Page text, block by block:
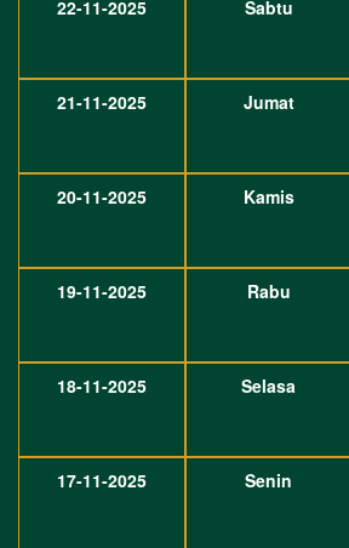
22-11-2025
Sabtu
21-11-2025
Jumat
20-11-2025
Kamis
19-11-2025
Rabu
18-11-2025
Selasa
17-11-2025
Senin